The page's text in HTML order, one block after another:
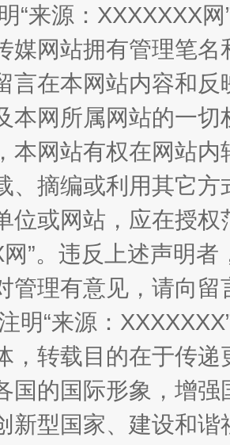
雪山、麦地、白藏房 除
工荒背后
“来源：XXXXXXX
媒网站拥有管理笔
言在本网站内容和
本网所属网站的一
本网站有权在网站
、摘编或利用其它
位或网站，应在授
”。违反上述声明
管理有意见，请向
明“来源：
，转载目的在于传
国的国际形象，增
新型国家、建设和